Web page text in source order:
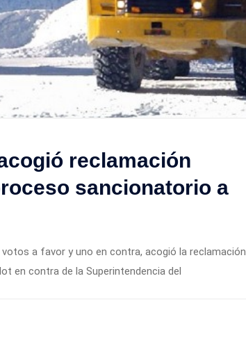
reclamación
sancionatorio a
a favor y uno en contra, acogió la reclamación
en contra de la Superintendencia del